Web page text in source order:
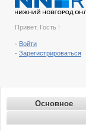
Привет, Гость !
- Войти
- Зарегистрироваться
Основное